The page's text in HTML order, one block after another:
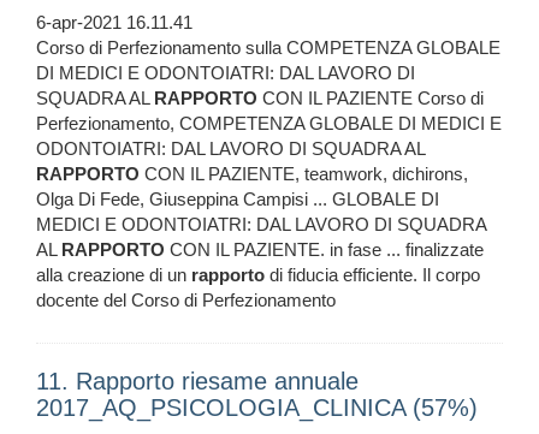
6-apr-2021 16.11.41
Corso di Perfezionamento sulla COMPETENZA GLOBALE
DI MEDICI E ODONTOIATRI: DAL LAVORO DI
SQUADRA AL RAPPORTO CON IL PAZIENTE Corso di
Perfezionamento, COMPETENZA GLOBALE DI MEDICI E
ODONTOIATRI: DAL LAVORO DI SQUADRA AL
RAPPORTO CON IL PAZIENTE, teamwork, dichirons,
Olga Di Fede, Giuseppina Campisi ... GLOBALE DI
MEDICI E ODONTOIATRI: DAL LAVORO DI SQUADRA
AL RAPPORTO CON IL PAZIENTE. in fase ... finalizzate
alla creazione di un rapporto di fiducia efficiente. Il corpo
docente del Corso di Perfezionamento
11. Rapporto riesame annuale
2017_AQ_PSICOLOGIA_CLINICA (57%)